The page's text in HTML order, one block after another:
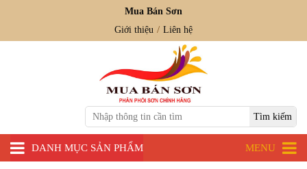
Mua Bán Sơn
Giới thiệu
Liên hệ
DANH MỤC SẢN PHẨM MENU